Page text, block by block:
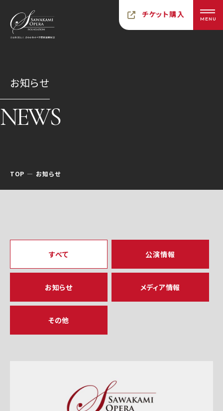
チケット購入 MENU
お知らせ
NEWS
TOP お知らせ
すべて 公演情報
お知らせ メディア情報
その他